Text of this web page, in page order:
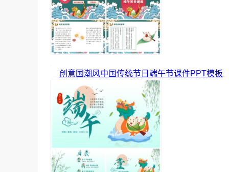
创意国潮风中国传统节日端午节课件PPT模板